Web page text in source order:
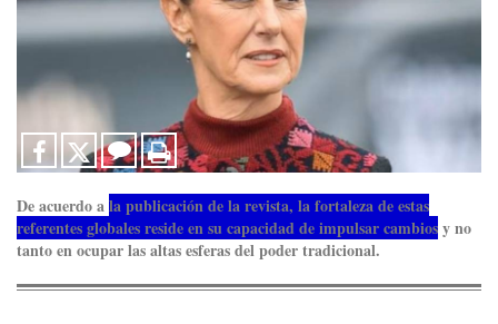
De acuerdo ala publicación de la revista, la fortaleza de estas
referentes globales reside en su capacidad de impulsar cambiosy no
tanto en ocupar las altas esferas del poder tradicional.